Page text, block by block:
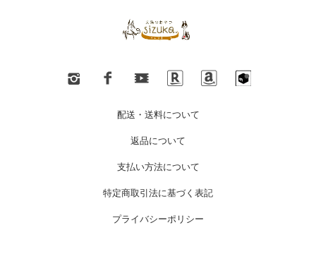
配送・送料について
返品について
支払い方法について
特定商取引法に基づく表記
プライバシーポリシー